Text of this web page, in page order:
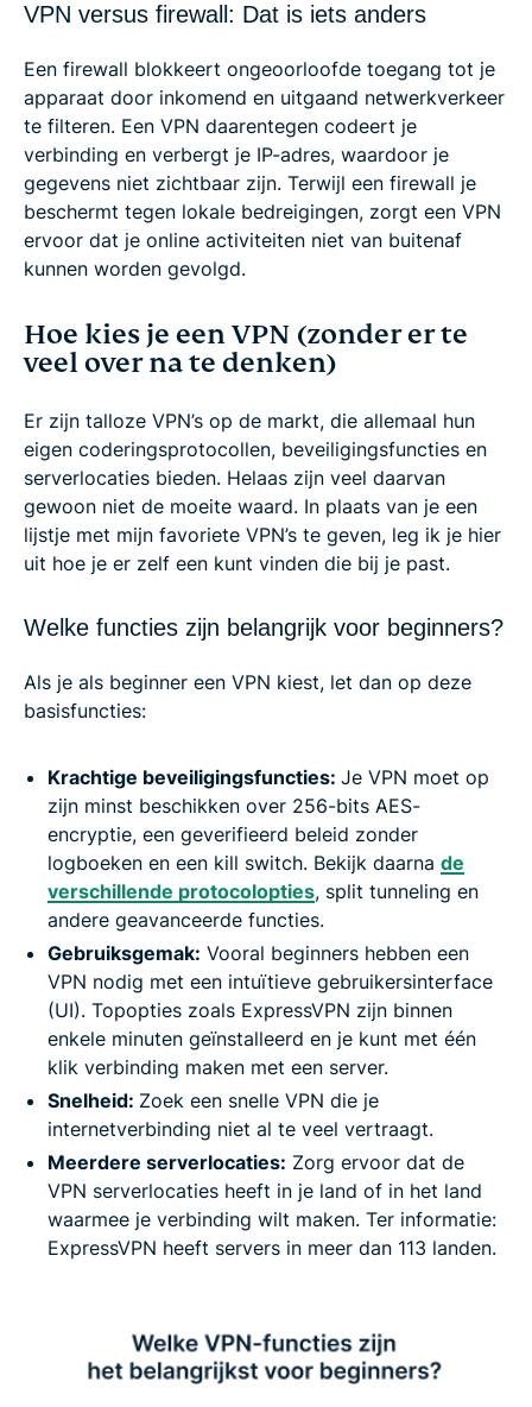
VPN versus firewall: Dat is iets anders
Een firewall blokkeert ongeoorloofde toegang tot je
apparaat door inkomend en uitgaand netwerkverkeer
te filteren. Een VPN daarentegen codeert je
verbinding en verbergt je IP-adres, waardoor je
gegevens niet zichtbaar zijn. Terwijl een firewall je
beschermt tegen lokale bedreigingen, zorgt een VPN
ervoor dat je online activiteiten niet van buitenaf
kunnen worden gevolgd.
Hoe kies je een VPN (zonder er te
veel over na te denken)
Er zijn talloze VPN’s op de markt, die allemaal hun
eigen coderingsprotocollen, beveiligingsfuncties en
serverlocaties bieden. Helaas zijn veel daarvan
gewoon niet de moeite waard. In plaats van je een
lijstje met mijn favoriete VPN’s te geven, leg ik je hier
uit hoe je er zelf een kunt vinden die bij je past.
Welke functies zijn belangrijk voor beginners?
Als je als beginner een VPN kiest, let dan op deze
basisfuncties:
Krachtige beveiligingsfuncties: Je VPN moet op
zijn minst beschikken over 256-bits AES-
encryptie, een geverifieerd beleid zonder
logboeken en een kill switch. Bekijk daarna de
verschillende protocolopties, split tunneling en
andere geavanceerde functies.
Gebruiksgemak: Vooral beginners hebben een
VPN nodig met een intuïtieve gebruikersinterface
(UI). Topopties zoals ExpressVPN zijn binnen
enkele minuten geïnstalleerd en je kunt met één
klik verbinding maken met een server.
Snelheid: Zoek een snelle VPN die je
internetverbinding niet al te veel vertraagt.
Meerdere serverlocaties: Zorg ervoor dat de
VPN serverlocaties heeft in je land of in het land
waarmee je verbinding wilt maken. Ter informatie:
ExpressVPN heeft servers in meer dan 113 landen.